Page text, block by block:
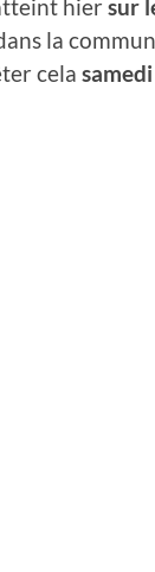
hier sur
la
cela